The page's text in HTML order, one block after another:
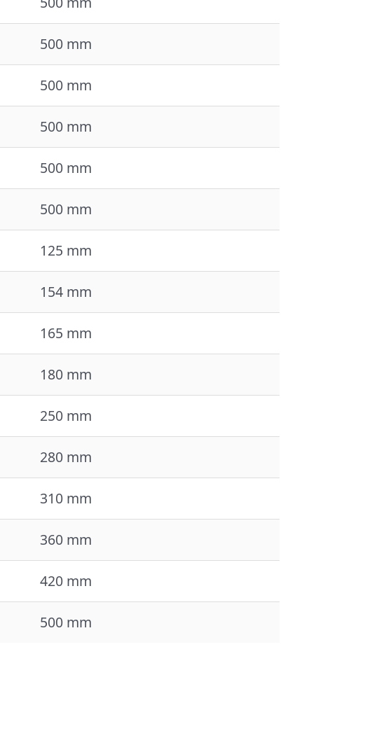
500 mm
500 mm
500 mm
500 mm
500 mm
125 mm
154 mm
165 mm
180 mm
250 mm
280 mm
310 mm
360 mm
420 mm
500 mm